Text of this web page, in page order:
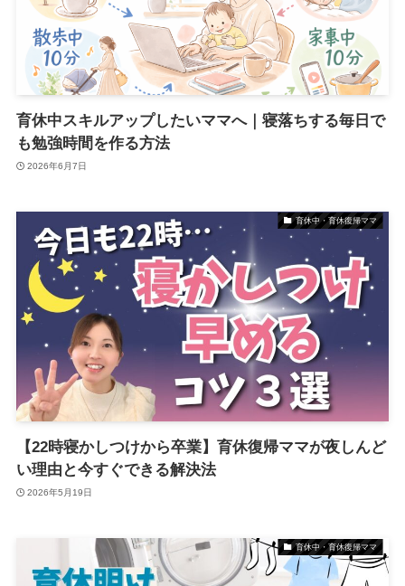
育休中スキルアップしたいママへ｜寝落ちする毎日で
も勉強時間を作る方法
2026年6月7日
育休中・育休復帰ママ
【22時寝かしつけから卒業】育休復帰ママが夜しんど
い理由と今すぐできる解決法
2026年5月19日
育休中・育休復帰ママ